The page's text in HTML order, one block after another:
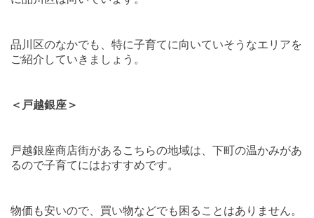
品川区のなかでも、特に子育てに向いていそうなエリアを
ご紹介していきましょう。
＜戸越銀座＞
戸越銀座商店街があるこちらの地域は、下町の温かみがあ
るので子育てにはおすすめです。
物価も安いので、買い物などでも困ることはありません。